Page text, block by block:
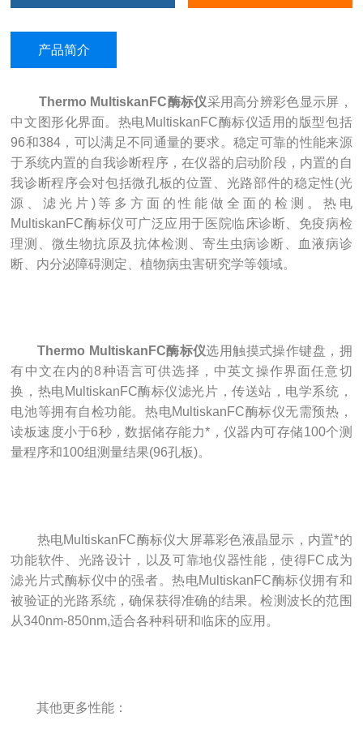
产品简介
Thermo MultiskanFC酶标仪采用高分辨彩色显示屏，
中文图形化界面。热电MultiskanFC酶标仪适用的版型包括
96和384，可以满足不同通量的要求。稳定可靠的性能来源
于系统内置的自我诊断程序，在仪器的启动阶段，内置的自
我诊断程序会对包括微孔板的位置、光路部件的稳定性(光
源、滤光片)等多方面的性能做全面的检测。热电
MultiskanFC酶标仪可广泛应用于医院临床诊断、免疫病检
理测、微生物抗原及抗体检测、寄生虫病诊断、血液病诊
断、内分泌障碍测定、植物病虫害研究学等领域。
Thermo MultiskanFC酶标仪选用触摸式操作键盘，拥
有中文在内的8种语言可供选择，中英文操作界面任意切
换，热电MultiskanFC酶标仪滤光片，传送站，电学系统，
电池等拥有自检功能。热电MultiskanFC酶标仪无需预热，
读板速度小于6秒，数据储存能力*，仪器内可存储100个测
量程序和100组测量结果(96孔板)。
热电MultiskanFC酶标仪大屏幕彩色液晶显示，内置*的
功能软件、光路设计，以及可靠地仪器性能，使得FC成为
滤光片式酶标仪中的强者。热电MultiskanFC酶标仪拥有和
被验证的光路系统，确保获得准确的结果。检测波长的范围
从340nm-850nm,适合各种科研和临床的应用。
其他更多性能：